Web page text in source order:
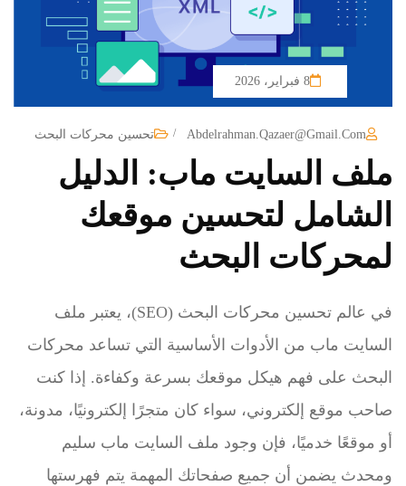
8 فبراير، 2026
Abdelrahman.qazaer@gmail.com
/ تحسين محركات البحث
ملف السايت ماب: الدليل
الشامل لتحسين موقعك
لمحركات البحث
في عالم تحسين محركات البحث (SEO)، يعتبر ملف
السايت ماب من الأدوات الأساسية التي تساعد محركات
البحث على فهم هيكل موقعك بسرعة وكفاءة. إذا كنت
صاحب موقع إلكتروني، سواء كان متجرًا إلكترونيًا، مدونة،
أو موقعًا خدميًا، فإن وجود ملف السايت ماب سليم
ومحدث يضمن أن جميع صفحاتك المهمة يتم فهرستها